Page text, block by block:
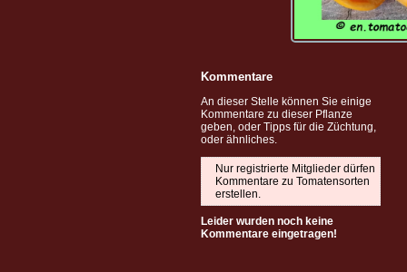
Kommentare
An dieser Stelle können Sie einige
Kommentare zu dieser Pflanze
geben, oder Tipps für die Züchtung,
oder ähnliches.
Nur registrierte Mitglieder dürfen
Kommentare zu Tomatensorten
erstellen.
Leider wurden noch keine
Kommentare eingetragen!